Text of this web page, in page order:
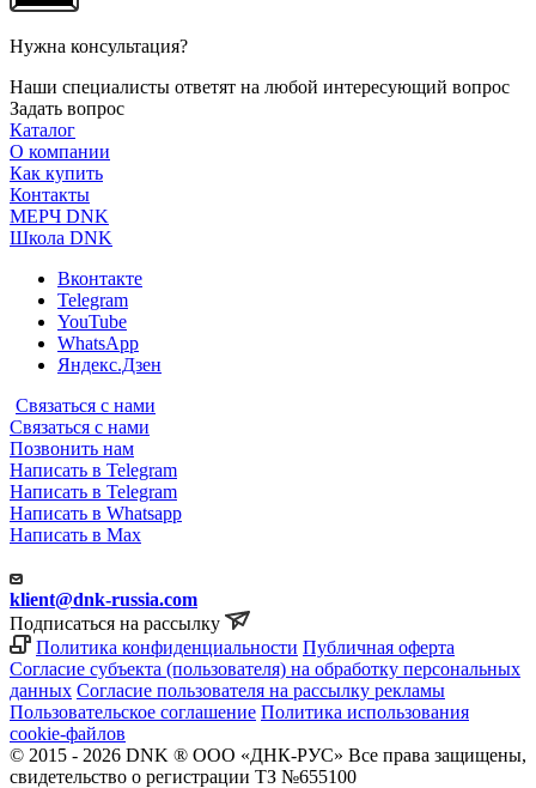
Нужна консультация?
Наши специалисты ответят на любой интересующий вопрос
Задать вопрос
Каталог
О компании
Как купить
Контакты
МЕРЧ DNK
Школа DNK
Вконтакте
Telegram
YouTube
WhatsApp
Яндекс.Дзен
Связаться с нами
Связаться с нами
Позвонить нам
Написать в Telegram
Написать в Telegram
Написать в Whatsapp
Написать в Max
klient@dnk-russia.com
Подписаться на рассылку
Политика конфиденциальности Публичная оферта
Согласие субъекта (пользователя) на обработку персональных
данных Согласие пользователя на рассылку рекламы
Пользовательское соглашение Политика использования
cookie-файлов
© 2015 - 2026 DNK ® ООО «ДНК-РУС» Все права защищены,
свидетельство о регистрации ТЗ №655100